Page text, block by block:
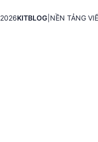
2026KITBLOG NỀN TẢNG